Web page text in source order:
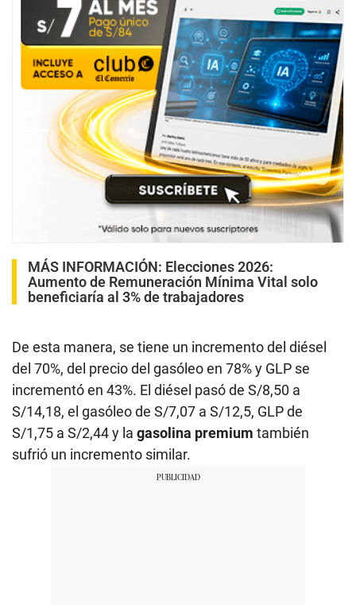
MÁS INFORMACIÓN: Elecciones 2026:
Aumento de Remuneración Mínima Vital solo
beneficiaría al 3% de trabajadores
De esta manera, se tiene un incremento del diésel
del 70%, del precio del gasóleo en 78% y GLP se
incrementó en 43%. El diésel pasó de S/8,50 a
S/14,18, el gasóleo de S/7,07 a S/12,5, GLP de
S/1,75 a S/2,44 y la gasolina premium también
sufrió un incremento similar.